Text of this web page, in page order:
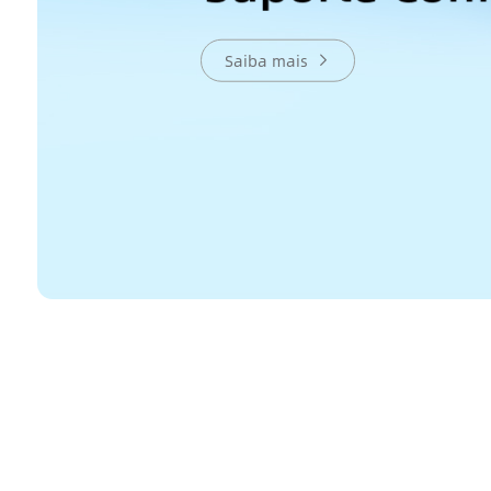
Saiba mais